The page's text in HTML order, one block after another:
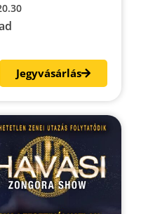
Jegyvásárlás